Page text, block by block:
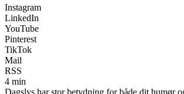
Instagram
LinkedIn
YouTube
Pinterest
TikTok
Mail
RSS
4 min
Dagslys har stor betydning for både dit humør